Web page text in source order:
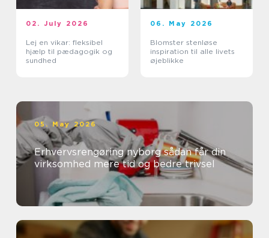
02. July 2026
Lej en vikar: fleksibel
hjælp til pædagogik og
sundhed
06. May 2026
Blomster stenløse
inspiration til alle livets
øjeblikke
05. May 2026
Erhvervsrengøring nyborg sådan får din
virksomhed mere tid og bedre trivsel